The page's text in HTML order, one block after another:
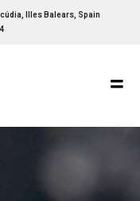
Illes Balears, Spain